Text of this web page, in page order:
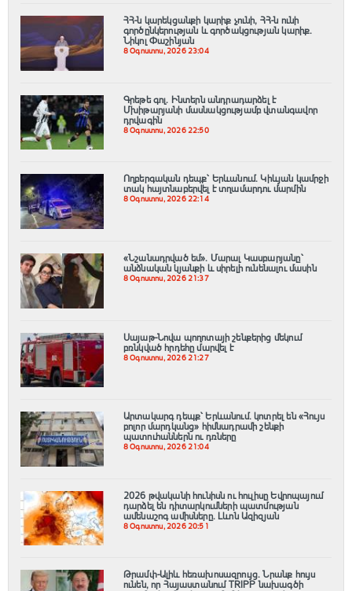
ՀՀ-ն կարեկցանքի կարիք չունի, ՀՀ-ն ունի
գործընկերության և գործակցության կարիք․
Նիկոլ Փաշինյան
8 Օգոստոս, 2026 23:04
Գրեթե գոլ. Ինտերն անդրադարձել է
Մխիթարյանի մասնակցությամբ վտանգավոր
դրվագին
8 Օգոստոս, 2026 22:50
Ողբերգական դեպք՝ Երևանում․ Կիևյան կամրջի
տակ հայտնաբերվել է տղամարդու մարմին
8 Օգոստոս, 2026 22:14
«Նշանադրված եմ». Մարալ Կասբարյանը՝
անձնական կյանքի և սիրելի ունենալու մասին
8 Օգոստոս, 2026 21:37
Սայաթ-Նովա պողոտայի շենքերից մեկում
բռնկված հրդեհը մարվել է
8 Օգոստոս, 2026 21:27
Արտակարգ դեպք՝ Երևանում․ կոտրել են «Հույս
բոլոր մարդկանց» հիմնադրամի շենքի
պատուհաններն ու դռները
8 Օգոստոս, 2026 21:04
2026 թվականի հունիսն ու հուլիսը Եվրոպայում
դարձել են դիտարկումների պատմության
ամենաշոգ ամիսները․ Լևոն Ազիզյան
8 Օգոստոս, 2026 20:51
Թրամփ-Ալիև հեռախոսազրույց. Նրանք հույս
ունեն, որ Հայաստանում TRIPP նախագծի